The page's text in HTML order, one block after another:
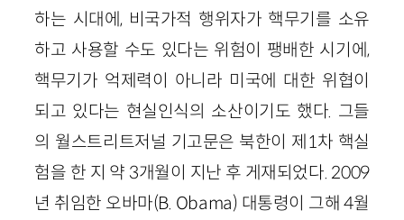
하는 시대에, 비국가적 행위자가 핵무기를 소유
하고 사용할 수도 있다는 위험이 팽배한 시기에,
핵무기가 억제력이 아니라 미국에 대한 위협이
되고 있다는 현실인식의 소산이기도 했다. 그들
의 월스트리트저널 기고문은 북한이 제1차 핵실
험을 한 지 약 3개월이 지난 후 게재되었다. 2009
년 취임한 오바마(B. Obama) 대통령이 그해4월